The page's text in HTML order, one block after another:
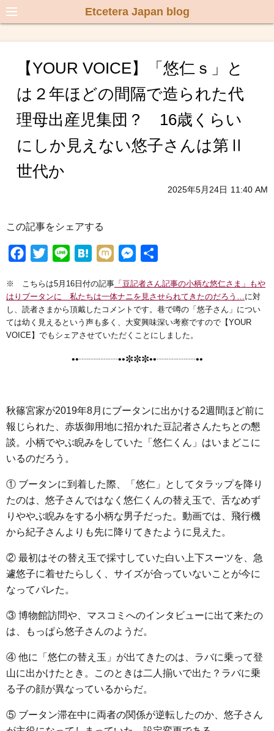
Etcetera Japan blog
【YOUR VOICE】「悠仁ｓ」と
は２年ほどの間隔で造られた代
理母出産児集団？ 16歳くらい
にしか見えない悠子さんは第Ⅱ
世代か
2025年5月24日 11:40 AM
この記事をシェアする
c
e
b
o
i
t
t
e
n
e
H
t
e
n
a
M
x
i
s
s
e
n
g
※ こちらは5月16日付の記事 「豆記者さん記事の小柄な悠仁さま」もや
はりブータンに 私たちは一体ナニを見させられてきたのだろう…に対
し、読者さまから頂戴したコメントです。巷で噂の「悠子さん」につい
ては幼く見えるという声も多く、大変興味深い考察ですので【YOUR
VOICE】でもシェアさせていただくことにしました。
••┈┈┈┈••✼✼✼••┈┈┈┈••
秋篠宮家が2019年8月にブータンに出かける2週間ほど前に
報じられた、赤坂御用地に招かれた豆記者さんたちとの懇
談。小柄でやぶ睨みをしていた「悠仁くん」はいまどこに
いるのだろう。
① ブータンに到着した際、「悠仁」としてタラップを降り
たのは、悠子さんではなく悠仁くんの替え玉で、舌なめず
りややぶ睨みをする小柄な男子だった。動画では、飛行機
から紀子さんよりも先に降りてきたように見えた。
② 最初はその替え玉で採寸していた白い上下スーツを、急
遽悠子に着せたらしく、サイズが合っていないことが今に
なってバレた。
③ 博物館訪問や、マスコミへのインタビューに出て来たの
は、もっぱら悠子さんのようだ。
④ 他に「悠仁の替え玉」が出てきたのは、ラバに乗って登
山に出かけたとき。このときは二人揃いで出た？ラバに乗
る子の顔が異なっているからだ。
⑤ ブータン滞在中に両者の関係が逆転したのか、悠子さん